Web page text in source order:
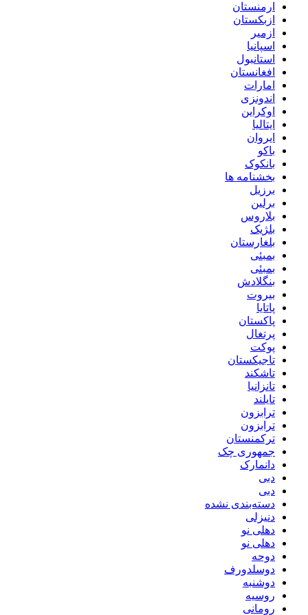
ارمنستان
ازبکستان
ازمیر
اسپانیا
استانبول
افغانستان
امارات
اندونزی
اوکراین
ایتالیا
ایروان
باکو
بانکوک
بخشنامه ها
برزیل
برلین
بلاروس
بلژیک
بلغارستان
بمبئی
بمبئی
بنگلادش
بیروت
پاتایا
پاکستان
پرتغال
پوکت
تاجیکستان
تاشکند
تانزانیا
تایلند
ترابزون
ترابزون
ترکمنستان
جمهوری چک
دانمارک
دبی
دبی
دسته‌بندی نشده
دنیزلی
دهلی نو
دهلی نو
دوحه
دوسلدورف
دوشنبه
روسیه
رومانی